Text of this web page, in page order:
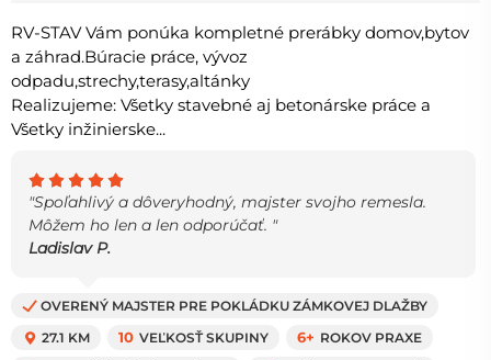
RV-STAV Vám ponúka kompletné prerábky domov,bytov
a záhrad.Búracie práce, vývoz
odpadu,strechy,terasy,altánky
Realizujeme: Všetky stavebné aj betonárske práce a
Všetky inžinierske...
"Spoľahlivý a dôveryhodný, majster svojho remesla.
Môžem ho len a len odporúčať. "
Ladislav P.
OVERENÝ MAJSTER PRE POKLÁDKU ZÁMKOVEJ DLAŽBY
27.1 KM
10 VEĽKOSŤ SKUPINY 6+ ROKOV PRAXE